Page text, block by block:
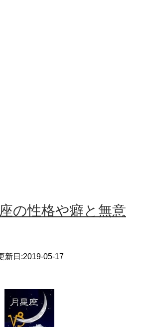
の性格や癖と無意
新日:2019-05-17